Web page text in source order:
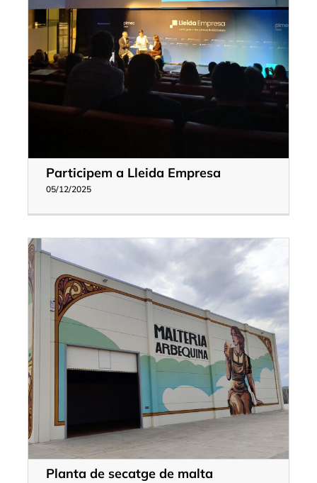
Participem a Lleida Empresa
05/12/2025
Planta de secatge de malta